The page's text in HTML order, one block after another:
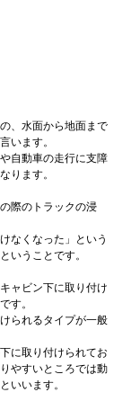
、水面から地面まで
います。
自動車の走行に支障
ります。
際のトラックの浸
なくなった」という
いうことです。
ャビン下に取り付け
す。
られるタイプが一般
に取り付けられてお
やすいところでは動
いいます。